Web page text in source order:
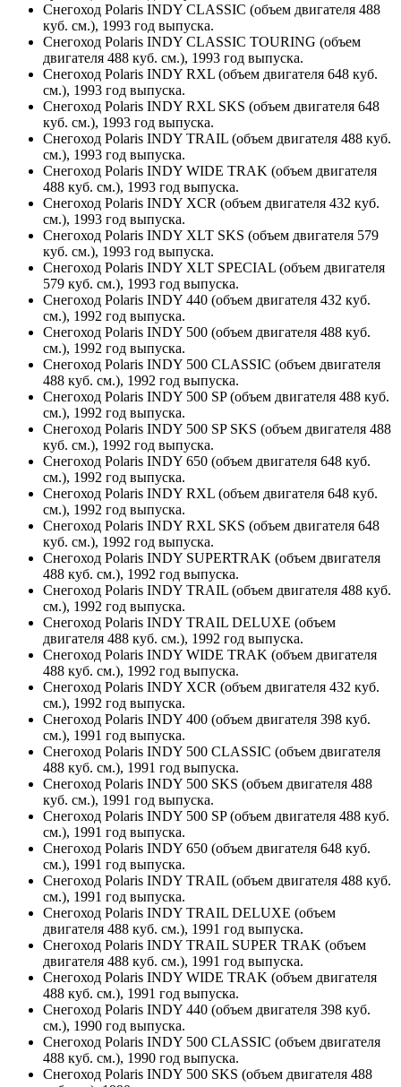
Снегоход Polaris INDY CLASSIC (объем двигателя 488
куб. см.), 1993 год выпуска.
Снегоход Polaris INDY CLASSIC TOURING (объем
двигателя 488 куб. см.), 1993 год выпуска.
Снегоход Polaris INDY RXL (объем двигателя 648 куб.
см.), 1993 год выпуска.
Снегоход Polaris INDY RXL SKS (объем двигателя 648
куб. см.), 1993 год выпуска.
Снегоход Polaris INDY TRAIL (объем двигателя 488 куб.
см.), 1993 год выпуска.
Снегоход Polaris INDY WIDE TRAK (объем двигателя
488 куб. см.), 1993 год выпуска.
Снегоход Polaris INDY XCR (объем двигателя 432 куб.
см.), 1993 год выпуска.
Снегоход Polaris INDY XLT SKS (объем двигателя 579
куб. см.), 1993 год выпуска.
Снегоход Polaris INDY XLT SPECIAL (объем двигателя
579 куб. см.), 1993 год выпуска.
Снегоход Polaris INDY 440 (объем двигателя 432 куб.
см.), 1992 год выпуска.
Снегоход Polaris INDY 500 (объем двигателя 488 куб.
см.), 1992 год выпуска.
Снегоход Polaris INDY 500 CLASSIC (объем двигателя
488 куб. см.), 1992 год выпуска.
Снегоход Polaris INDY 500 SP (объем двигателя 488 куб.
см.), 1992 год выпуска.
Снегоход Polaris INDY 500 SP SKS (объем двигателя 488
куб. см.), 1992 год выпуска.
Снегоход Polaris INDY 650 (объем двигателя 648 куб.
см.), 1992 год выпуска.
Снегоход Polaris INDY RXL (объем двигателя 648 куб.
см.), 1992 год выпуска.
Снегоход Polaris INDY RXL SKS (объем двигателя 648
куб. см.), 1992 год выпуска.
Снегоход Polaris INDY SUPERTRAK (объем двигателя
488 куб. см.), 1992 год выпуска.
Снегоход Polaris INDY TRAIL (объем двигателя 488 куб.
см.), 1992 год выпуска.
Снегоход Polaris INDY TRAIL DELUXE (объем
двигателя 488 куб. см.), 1992 год выпуска.
Снегоход Polaris INDY WIDE TRAK (объем двигателя
488 куб. см.), 1992 год выпуска.
Снегоход Polaris INDY XCR (объем двигателя 432 куб.
см.), 1992 год выпуска.
Снегоход Polaris INDY 400 (объем двигателя 398 куб.
см.), 1991 год выпуска.
Снегоход Polaris INDY 500 CLASSIC (объем двигателя
488 куб. см.), 1991 год выпуска.
Снегоход Polaris INDY 500 SKS (объем двигателя 488
куб. см.), 1991 год выпуска.
Снегоход Polaris INDY 500 SP (объем двигателя 488 куб.
см.), 1991 год выпуска.
Снегоход Polaris INDY 650 (объем двигателя 648 куб.
см.), 1991 год выпуска.
Снегоход Polaris INDY TRAIL (объем двигателя 488 куб.
см.), 1991 год выпуска.
Снегоход Polaris INDY TRAIL DELUXE (объем
двигателя 488 куб. см.), 1991 год выпуска.
Снегоход Polaris INDY TRAIL SUPER TRAK (объем
двигателя 488 куб. см.), 1991 год выпуска.
Снегоход Polaris INDY WIDE TRAK (объем двигателя
488 куб. см.), 1991 год выпуска.
Снегоход Polaris INDY 440 (объем двигателя 398 куб.
см.), 1990 год выпуска.
Снегоход Polaris INDY 500 CLASSIC (объем двигателя
488 куб. см.), 1990 год выпуска.
Снегоход Polaris INDY 500 SKS (объем двигателя 488